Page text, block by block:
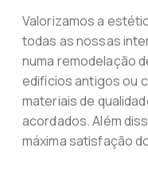
Valorizamos a
todas as nossas
numa remodelação
edifícios antigos ou
materiais de
acordados. Além
máxima satisfação